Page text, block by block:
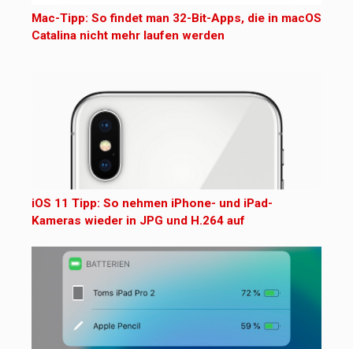
Mac-Tipp: So findet man 32-Bit-Apps, die in macOS
Catalina nicht mehr laufen werden
iOS 11 Tipp: So nehmen iPhone- und iPad-
Kameras wieder in JPG und H.264 auf